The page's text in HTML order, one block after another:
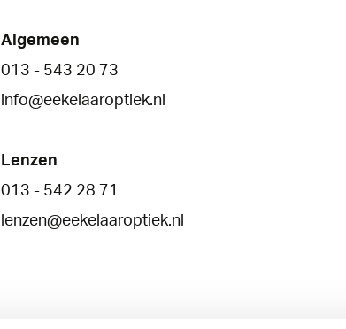
Algemeen
013 - 543 20 73
info@eekelaaroptiek.nl
Lenzen
013 - 542 28 71
lenzen@eekelaaroptiek.nl